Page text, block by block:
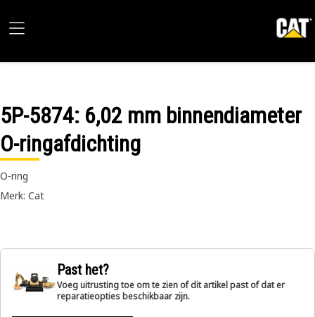
5P-5874: 6,02 mm binnendiameter
O-ringafdichting
O-ring
Merk: Cat
Past het?
Voeg uitrusting toe om te zien of dit artikel past of dat er
reparatieopties beschikbaar zijn.